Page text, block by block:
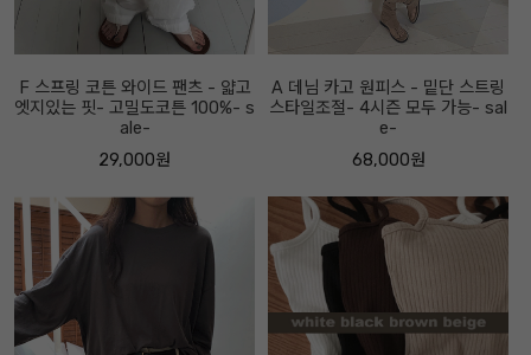
F 스프링 코튼 와이드 팬츠 - 얇고
엣지있는 핏- 고밀도코튼 100%- s
ale-
29,000원
A 데님 카고 원피스 - 밑단 스트링
스타일조절- 4시즌 모두 가능- sal
e-
68,000원